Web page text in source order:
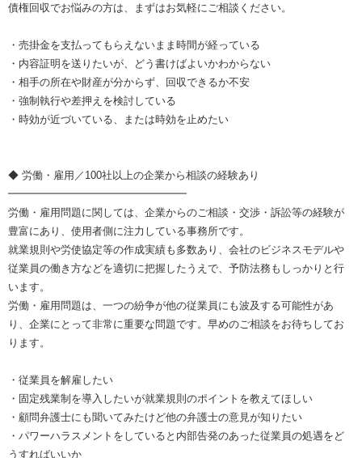
債権回収でお悩みの方は、まずはお気軽にご相談ください。
・売掛金を支払ってもらえないまま時間が経っている
・内容証明を送りたいが、どう書けばよいかわからない
・相手の所在や財産が分からず、回収できるか不安
・強制執行や差押えを検討している
・時効が近づいている、または時効を止めたい
◆ 労働・雇用／100社以上の企業から相談の経験あり
━━━━━━━━━━━━━━━━━
労働・雇用問題に関しては、企業からのご相談・交渉・訴訟等の経験が
豊富にあり、使用者側に注力している事務所です。
就業規則や労使協定等の作成実績も多数あり、会社のビジネスモデルや
従業員の働き方などを適切に把握したうえで、予防法務もしっかりと行
います。
労働・雇用問題は、一つの紛争が他の従業員にも波及する可能性があ
り、企業にとって非常に重要な問題です。早めのご相談をお待ちしてお
ります。
・従業員を解雇したい
・固定残業制を導入したいが就業規則のポイントを教えてほしい
・顧問弁護士にも聞いてみたけど他の弁護士の意見が知りたい
・パワーハラスメントをしていると内部告発のあった従業員の処遇をど
うすればいいか